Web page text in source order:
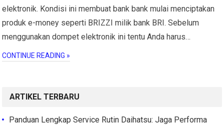
elektronik. Kondisi ini membuat bank bank mulai menciptakan
produk e-money seperti BRIZZI milik bank BRI. Sebelum
menggunakan dompet elektronik ini tentu Anda harus…
CONTINUE READING »
ARTIKEL TERBARU
Panduan Lengkap Service Rutin Daihatsu: Jaga Performa